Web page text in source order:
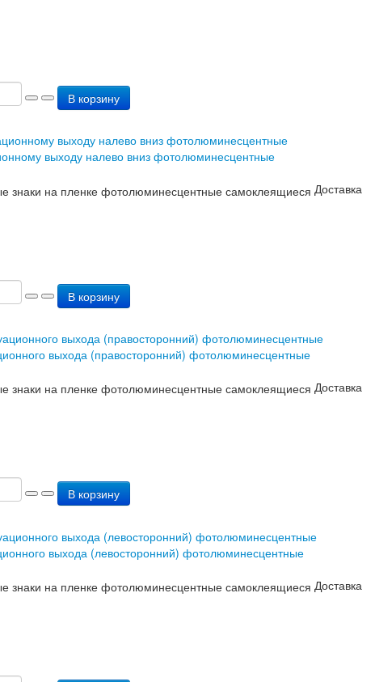
В корзину
выходу налево вниз фотолюминесцентные
Доставка
В корзину
выхода (правосторонний) фотолюминесцентные
Доставка
В корзину
выхода (левосторонний) фотолюминесцентные
Доставка